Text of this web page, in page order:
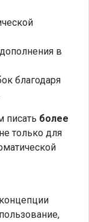
в
благодаря
писать более
только для